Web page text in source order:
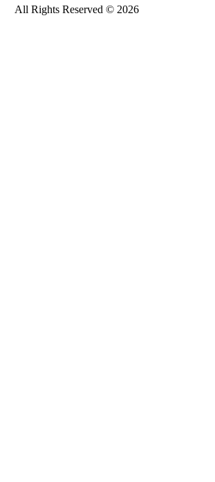
All Rights Reserved © 2026